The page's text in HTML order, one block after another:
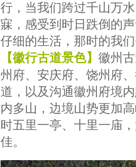
行，当我们跨过千山万
寐，感受到时日跌倒的
仔细的生活，那时的我
【徽行古道景色】 徽州
州府、安庆府、饶州府
道，以及沟通徽州府境
内多山，边境山势更加
时五里一亭、十里一庙
佳。